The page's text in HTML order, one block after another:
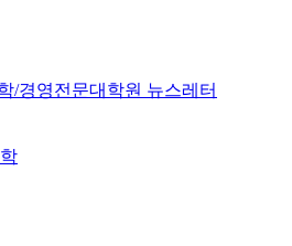
/경영전문대학원 뉴스레터